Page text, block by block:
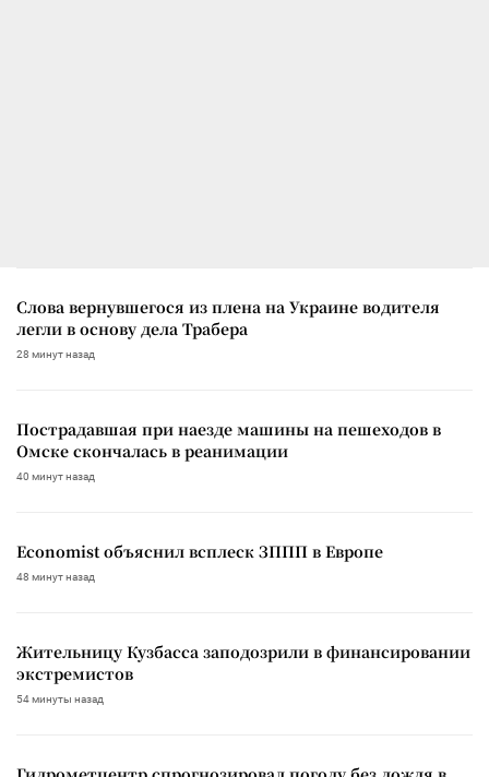
Слова вернувшегося из плена на Украине водителя
легли в основу дела Трабера
28 минут назад
Пострадавшая при наезде машины на пешеходов в
Омске скончалась в реанимации
40 минут назад
Economist объяснил всплеск ЗППП в Европе
48 минут назад
Жительницу Кузбасса заподозрили в финансировании
экстремистов
54 минуты назад